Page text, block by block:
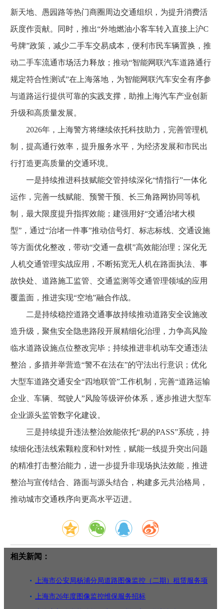
新天地、愚园路等热门商圈周边交通组织，为提升消费活
跃度作贡献。同时，推出“外地燃油小客车转入直接上沪C
号牌”政策，减少二手车交易成本，便利市民车辆置换，推
动二手车流通市场活力释放；推动“智能网联汽车道路通行
规定符合性测试”在上海落地，为智能网联汽车安全有序参
与道路运行提供可靠的实践支撑，助推上海汽车产业创新
升级和高质量发展。
2026年，上海警方将继续依托科技助力，完善管理机
制，提高通行效率，提升服务水平，为经济发展和市民出
行打造更高质量的交通环境。
一是持续推进科技赋能交管持续深化“情指行”一体化
运作，完善一线赋能、预警干预、长三角路网协同等机
制，最大限度提升指挥效能；建强用好“交通治堵大模
型”，通过“治堵一件事”推动信号灯、标志标线、交通设施
等方面优化整改，带动“交通一盘棋”高效能治理；深化无
人机交通管理实战应用，不断拓宽无人机在路面执法、事
故快处、道路施工监管、交通监测等交通管理领域的应用
覆盖面，推进实现“空地”融合作战。
二是持续稳控道路交通事故持续推动道路安全设施改
造升级，聚焦安全隐患路段开展精细化治理，力争高风险
临水道路设施点位整改完毕；持续推进非机动车交通违法
整治，多措并举营造“警不在法在”的守法出行意识；优化
大型车道路交通安全“四地联管”工作机制，完善“道路运输
企业、车辆、驾驶人”风险等级评价体系，逐步推进大型车
企业源头监管数字化建设。
三是持续提升违法整治效能依托“易的PASS”系统，持
续细化违法线索颗粒度和针对性，赋能一线提升突出问题
的精准打击整治能力，进一步提升非现场执法效能，推进
整治与宣传结合、路面与源头结合，构建多元共治格局，
推动城市交通秩序向更高水平迈进。
相关新闻：
上海市公安局杨浦分局道路图像监控（二期）租赁服务项
目（续租第
上海市26年度图像监控维保服务招标